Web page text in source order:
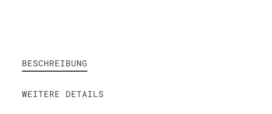
BESCHREIBUNG
WEITERE DETAILS